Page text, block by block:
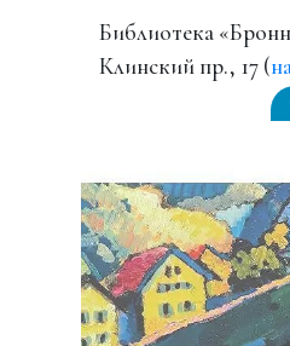
Библиотека
Клинский пр., 17 (